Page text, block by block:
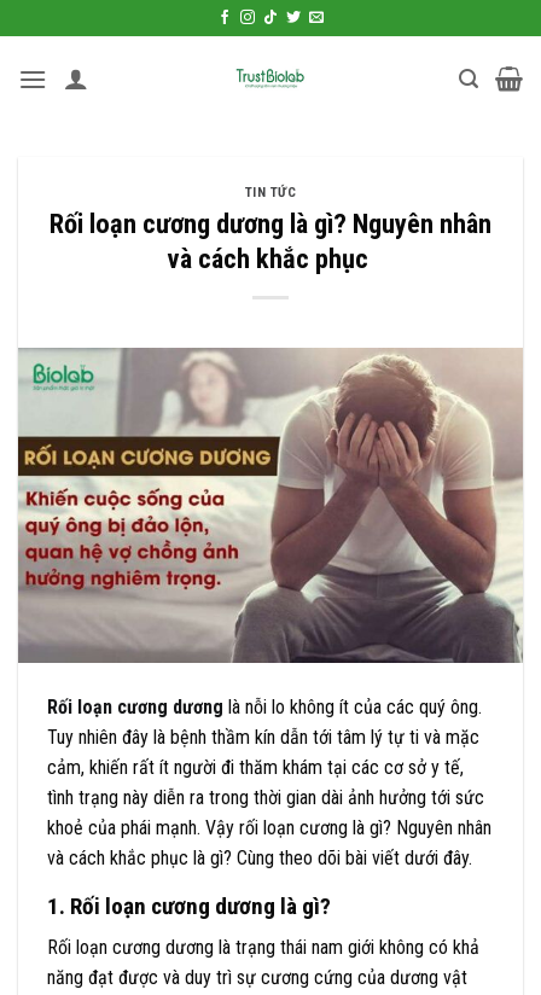
qua
TIN TỨC
Rối loạn cương dương là gì? Nguyên nhân
và cách khắc phục
Rối loạn cương dương là nỗi lo không ít của các quý ông.
Tuy nhiên đây là bệnh thầm kín dẫn tới tâm lý tự ti và mặc
cảm, khiến rất ít người đi thăm khám tại các cơ sở y tế,
tình trạng này diễn ra trong thời gian dài ảnh hưởng tới sức
khoẻ của phái mạnh. Vậy rối loạn cương là gì? Nguyên nhân
và cách khắc phục là gì? Cùng theo dõi bài viết dưới đây.
1. Rối loạn cương dương là gì?
Rối loạn cương dương là trạng thái nam giới không có khả
năng đạt được và duy trì sự cương cứng của dương vật